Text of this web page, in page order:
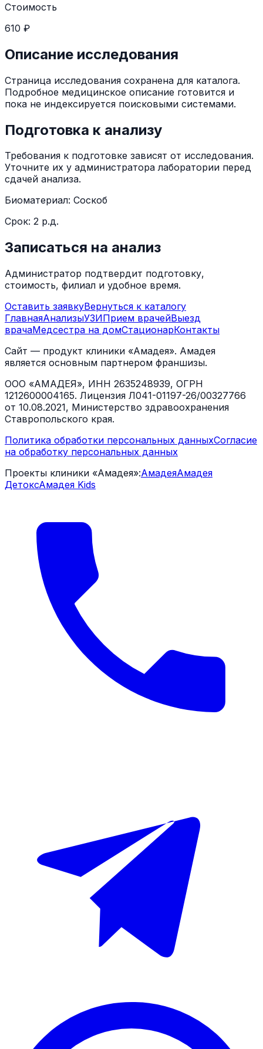
Стоимость
610 ₽
Описание исследования
Страница исследования сохранена для каталога.
Подробное медицинское описание готовится и
пока не индексируется поисковыми системами.
Подготовка к анализу
Требования к подготовке зависят от исследования.
Уточните их у администратора лаборатории перед
сдачей анализа.
Биоматериал: Соскоб
Срок: 2 р.д.
Записаться на анализ
Администратор подтвердит подготовку,
стоимость, филиал и удобное время.
Оставить заявкуВернуться к каталогу
ГлавнаяАнализыУЗИПрием врачейВыезд
врачаМедсестра на домСтационарКонтакты
Сайт — продукт клиники «Амадея». Амадея
является основным партнером франшизы.
ООО «АМАДЕЯ», ИНН 2635248939, ОГРН
1212600004165. Лицензия Л041-01197-26/00327766
от 10.08.2021, Министерство здравоохранения
Ставропольского края.
Политика обработки персональных данныхСогласие
на обработку персональных данных
Проекты клиники «Амадея»:АмадеяАмадея
ДетоксАмадея Kids